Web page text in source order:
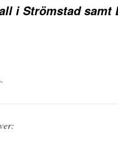
i Strömstad samt